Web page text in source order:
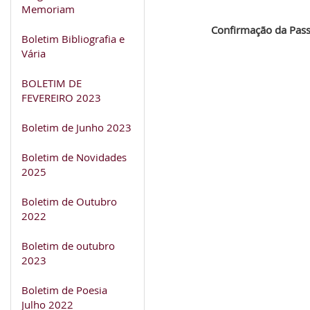
Memoriam
Boletim Bibliografia e
Vária
BOLETIM DE
FEVEREIRO 2023
Boletim de Junho 2023
Boletim de Novidades
2025
Boletim de Outubro
2022
Boletim de outubro
2023
Boletim de Poesia
Julho 2022
Confirmação da